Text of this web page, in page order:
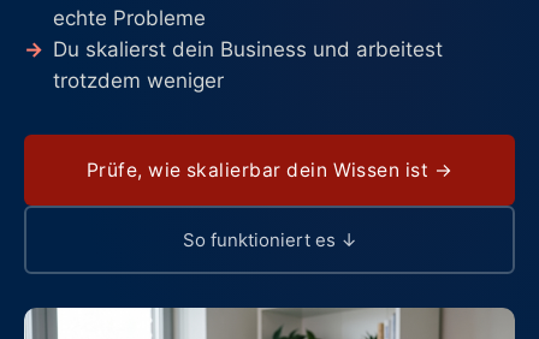
echte Probleme
→ Du skalierst dein Business und arbeitest
trotzdem weniger
Prüfe, wie skalierbar dein Wissen ist →
So funktioniert es ↓